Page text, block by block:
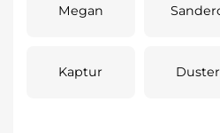
Megan
Kaptur Duster